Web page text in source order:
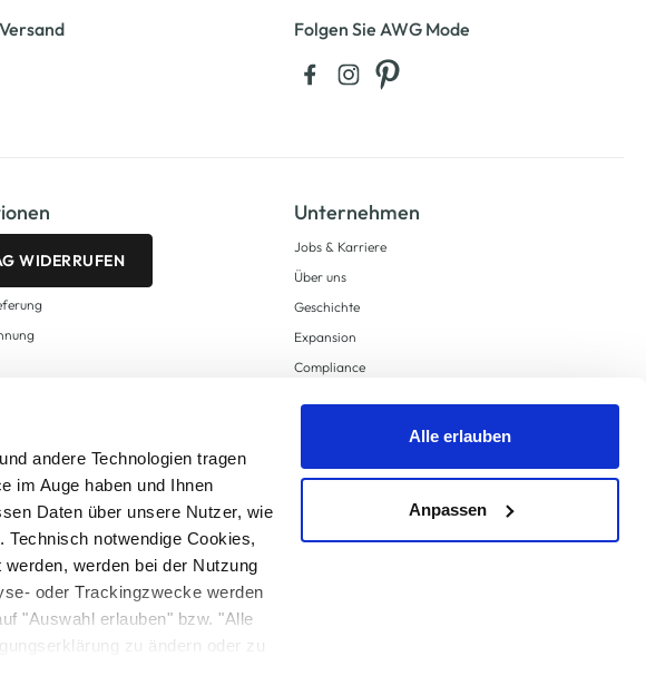
andere Technologien tragen
im Auge haben und Ihnen
Daten über unsere Nutzer, wie
notwendige Cookies,
werden bei der Nutzung
oder Trackingzwecke werden
"Auswahl erlauben" bzw. "Alle
zu ändern oder zu
Alle erlauben
Anpassen
Folgen Sie AWG Mode
WIDERRUFEN
Unternehmen
Jobs & Karriere
Über uns
Geschichte
Expansion
Compliance
Supply Chain Due Diligence